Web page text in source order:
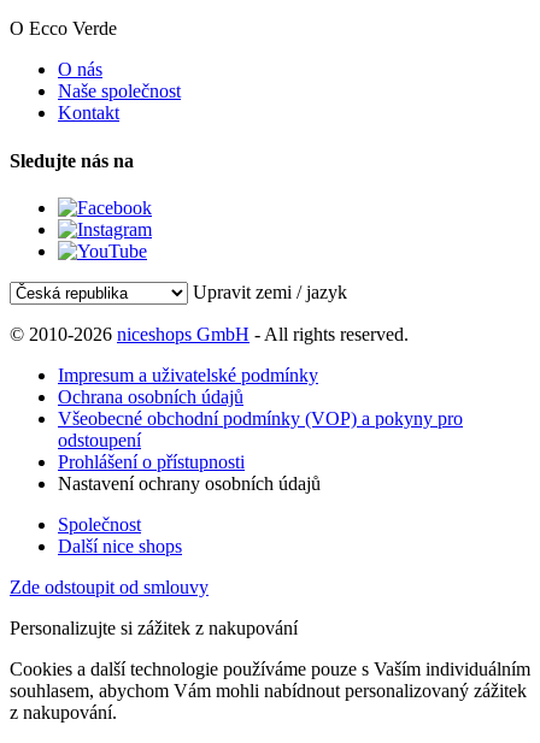
O Ecco Verde
O nás
Naše společnost
Kontakt
Sledujte nás na
Upravit zemi / jazyk
© 2010-2026 niceshops GmbH - All rights reserved.
Impresum a uživatelské podmínky
Ochrana osobních údajů
Všeobecné obchodní podmínky (VOP) a pokyny pro
odstoupení
Prohlášení o přístupnosti
Nastavení ochrany osobních údajů
Společnost
Další nice shops
Zde odstoupit od smlouvy
Personalizujte si zážitek z nakupování
Cookies a další technologie používáme pouze s Vaším individuálním
souhlasem, abychom Vám mohli nabídnout personalizovaný zážitek
z nakupování.